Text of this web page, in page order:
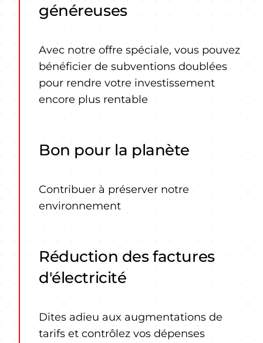
généreuses
Avec notre offre spéciale, vous pouvez
bénéficier de subventions doublées
pour rendre votre investissement
encore plus rentable
Bon pour la planète
Contribuer à préserver notre
environnement
Réduction des factures
d'électricité
Dites adieu aux augmentations de
tarifs et contrôlez vos dépenses